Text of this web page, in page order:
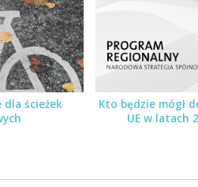
ścieżek
Kto będzie mógł
UE w latach